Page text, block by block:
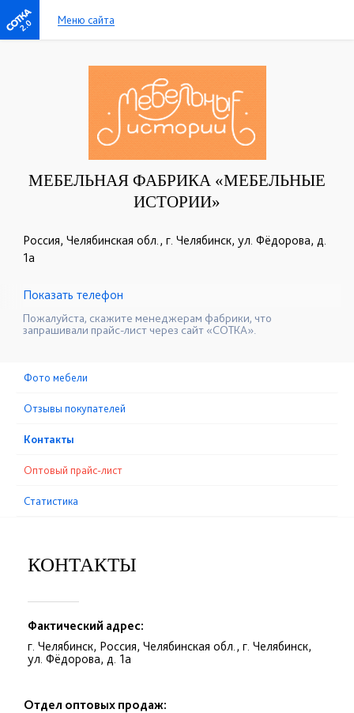
2.0 Меню сайта
МЕБЕЛЬНАЯ ФАБРИКА «МЕБЕЛЬНЫЕ
ИСТОРИИ»
Россия, Челябинская обл., г. Челябинск, ул. Фёдорова, д.
1а
☎+7 (351) 777-13-99
Показать телефон
Пожалуйста, скажите менеджерам фабрики, что
запрашивали прайс-лист через сайт «СОТКА».
Фото мебели
Отзывы покупателей
Контакты
Оптовый прайс-лист
Статистика
КОНТАКТЫ
Фактический адрес:
г. Челябинск, Россия, Челябинская обл., г. Челябинск,
ул. Фёдорова, д. 1а
Отдел оптовых продаж: